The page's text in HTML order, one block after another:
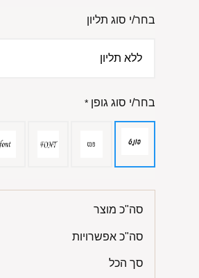
בחר/י סוג תליון
בחר/י סוג גופן *
סה"כ מוצר
סה"כ אפשרויות
סך הכל